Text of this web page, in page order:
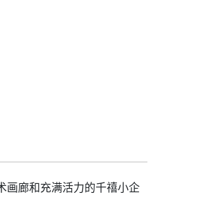
画廊和充满活力的千禧小企